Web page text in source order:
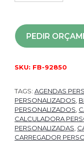
PEDIR
SKU: FB-92850
TAGS: AGENDAS
PERSONALIZADOS,
PERSONALIZADOS,
CALCULADORA
PERSONALIZADAS,
CARREGADOR